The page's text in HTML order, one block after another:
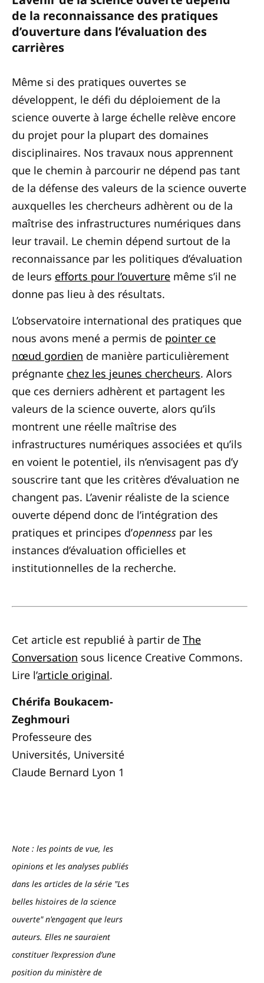
de la reconnaissance des pratiques
d’ouverture dans l’évaluation des
carrières
Même si des pratiques ouvertes se
développent, le défi du déploiement de la
science ouverte à large échelle relève encore
du projet pour la plupart des domaines
disciplinaires. Nos travaux nous apprennent
que le chemin à parcourir ne dépend pas tant
de la défense des valeurs de la science ouverte
auxquelles les chercheurs adhèrent ou de la
maîtrise des infrastructures numériques dans
leur travail. Le chemin dépend surtout de la
reconnaissance par les politiques d’évaluation
de leurs efforts pour l’ouverture même s’il ne
donne pas lieu à des résultats.
L’observatoire international des pratiques que
nous avons mené a permis de pointer ce
nœud gordien de manière particulièrement
prégnante chez les jeunes chercheurs. Alors
que ces derniers adhèrent et partagent les
valeurs de la science ouverte, alors qu’ils
montrent une réelle maîtrise des
infrastructures numériques associées et qu’ils
en voient le potentiel, ils n’envisagent pas d’y
souscrire tant que les critères d’évaluation ne
changent pas. L’avenir réaliste de la science
ouverte dépend donc de l’intégration des
pratiques et principes d’openness par les
instances d’évaluation officielles et
institutionnelles de la recherche.
Cet article est republié à partir de The
Conversation sous licence Creative Commons.
Lire l’article original.
Chérifa Boukacem-
Zeghmouri
Professeure des
Universités, Université
Claude Bernard Lyon 1
Note : les points de vue, les
opinions et les analyses publiés
dans les articles de la série "Les
belles histoires de la science
ouverte" n'engagent que leurs
auteurs. Elles ne sauraient
constituer l’expression d’une
position du ministère de